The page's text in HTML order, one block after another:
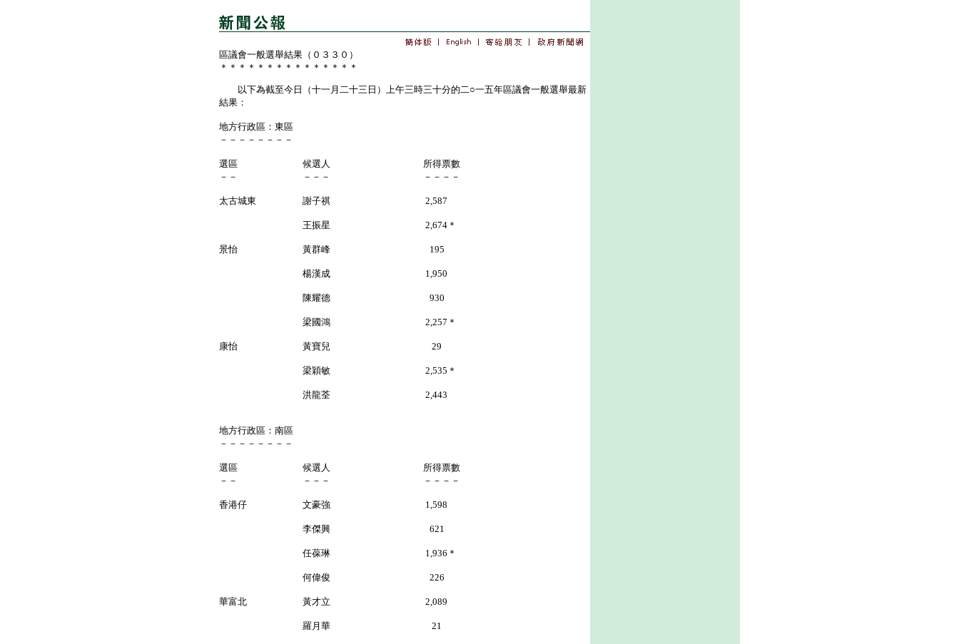
區議會一般選舉結果（０３３０）
＊＊＊＊＊＊＊＊＊＊＊＊＊＊＊
以下為截至今日（十一月二十三日）上午三時三十分的二○一五年區議會一般選舉最新
結果：
地方行政區：東區
－－－－－－－－
選區 候選人 所得票數
－－ －－－ －－－－
太古城東 謝子祺 2,587
王振星 2,674＊
景怡 黃群峰 195
楊漢成 1,950
陳耀德 930
梁國鴻 2,257＊
康怡 黃寶兒 29
梁穎敏 2,535＊
洪龍荃 2,443
地方行政區：南區
－－－－－－－－
選區 候選人 所得票數
－－ －－－ －－－－
香港仔 文豪強 1,598
李傑興 621
任葆琳 1,936＊
何偉俊 226
華富北 黃才立 2,089
羅月華 21